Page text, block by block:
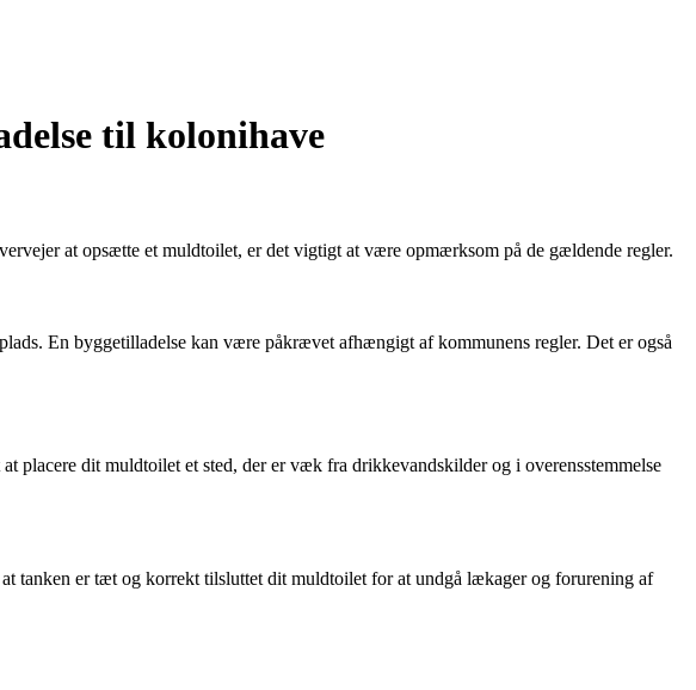
til kolonihave
at opsætte et muldtoilet, er det vigtigt at være opmærksom på de gældende regler.
En byggetilladelse kan være påkrævet afhængigt af kommunens regler. Det er også
dit muldtoilet et sted, der er væk fra drikkevandskilder og i overensstemmelse
tanken er tæt og korrekt tilsluttet dit muldtoilet for at undgå lækager og forurening af